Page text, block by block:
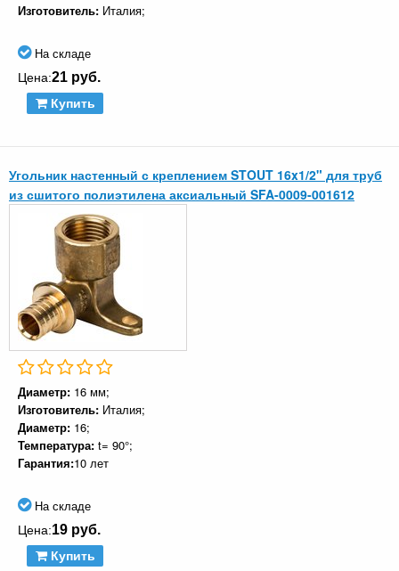
Изготовитель: Италия;
На складе
Цена:21 руб.
Купить
Угольник настенный с креплением STOUT 16x1/2" для труб
из сшитого полиэтилена аксиальный SFA-0009-001612
Диаметр: 16 мм;
Изготовитель: Италия;
Диаметр: 16;
Температура: t= 90°;
Гарантия:10 лет
На складе
Цена:19 руб.
Купить